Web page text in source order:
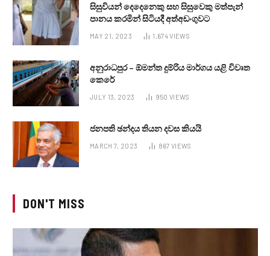
සිසුවියන් දෙදෙනෙකු සහ සිසුවෙකු මත්පැන්
පානය කරමින් සිටියදී අත්අඩංගුවට
MAY 21, 2023 1,674VIEWS
අනුරාධපුර – ඕමන්ත දුම්රිය මාර්ගය යළි විවෘත
කෙරේ
JULY 13, 2023 950 VIEWS
ජනපති ඡන්දය තියන දවස කියයි
MARCH 7, 2023 867 VIEWS
DON'T MISS